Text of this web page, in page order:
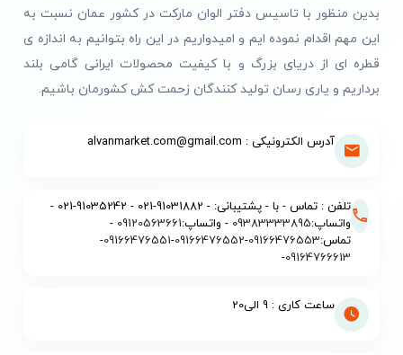
بدین منظور با تاسیس دفتر الوان مارکت در کشور عمان نسبت به
این مهم اقدام نموده ایم و امیدواریم در این راه بتوانیم به اندازه ی
قطره ای از دریای بزرگ و با کیفیت محصولات ایرانی گامی بلند
برداریم و یاری رسان تولید کنندگان زحمت کش کشورمان باشیم.
آدرس الکترونیکی : alvanmarket.com@gmail.com
تلفن : تماس - با - پشتیبانی: - 91031882-021 - 91035242-021 -
واتساپ:09383333895 - واتساپ:09120563661
-
تماس:09166476553
-
09166476552
-
09166476551
-
09164766613
-
ساعت کاری : 9 الی20